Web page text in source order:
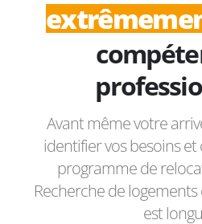
Avant même votre
identifier vos besoins
programme de
Recherche de logements
est